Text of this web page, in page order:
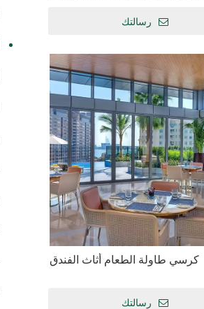
رسالتك
كرسي طاولة الطعام أثاث الفندق
رسالتك